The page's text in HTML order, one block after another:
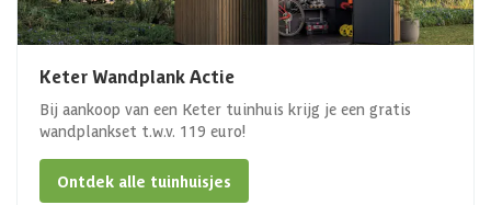
Keter Wandplank Actie
Bij aankoop van een Keter tuinhuis krijg je een gratis
wandplankset t.w.v. 119 euro!
Ontdek alle tuinhuisjes